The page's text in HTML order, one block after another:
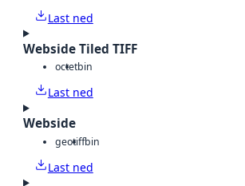
Last ned
Webside Tiled TIFF
octetbin
Last ned
Webside
geotiffbin
Last ned